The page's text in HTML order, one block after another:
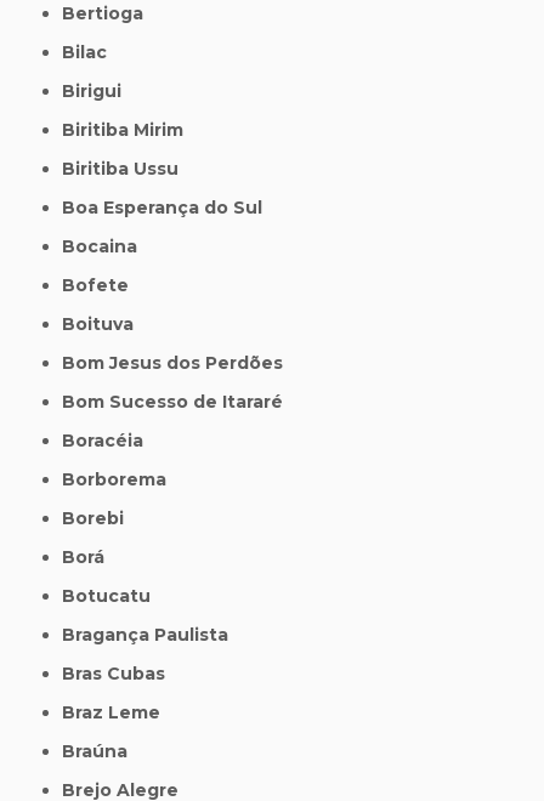
Bertioga
Bilac
Birigui
Biritiba Mirim
Biritiba Ussu
Boa Esperança do Sul
Bocaina
Bofete
Boituva
Bom Jesus dos Perdões
Bom Sucesso de Itararé
Boracéia
Borborema
Borebi
Borá
Botucatu
Bragança Paulista
Bras Cubas
Braz Leme
Braúna
Brejo Alegre